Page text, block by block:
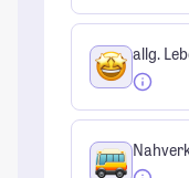
allg.